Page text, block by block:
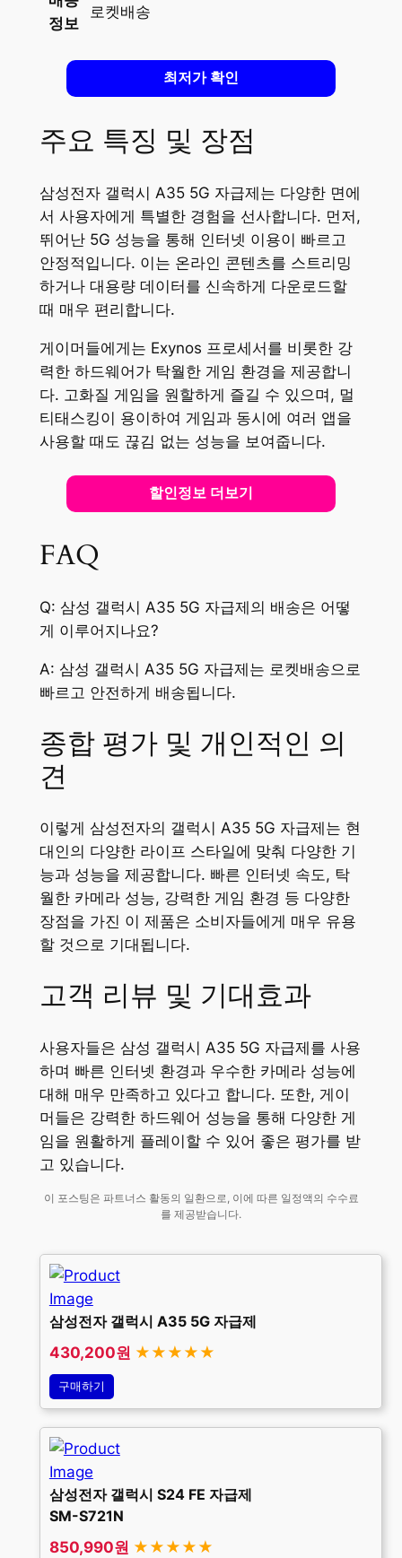
정보
로켓배송
최저가 확인
주요 특징 및 장점
삼성전자 갤럭시 A35 5G 자급제는 다양한 면에
서 사용자에게 특별한 경험을 선사합니다. 먼저,
뛰어난 5G 성능을 통해 인터넷 이용이 빠르고
안정적입니다. 이는 온라인 콘텐츠를 스트리밍
하거나 대용량 데이터를 신속하게 다운로드할
때 매우 편리합니다.
게이머들에게는 Exynos 프로세서를 비롯한 강
력한 하드웨어가 탁월한 게임 환경을 제공합니
다. 고화질 게임을 원할하게 즐길 수 있으며, 멀
티태스킹이 용이하여 게임과 동시에 여러 앱을
사용할 때도 끊김 없는 성능을 보여줍니다.
할인정보 더보기
FAQ
Q: 삼성 갤럭시 A35 5G 자급제의 배송은 어떻
게 이루어지나요?
A: 삼성 갤럭시 A35 5G 자급제는 로켓배송으로
빠르고 안전하게 배송됩니다.
종합 평가 및 개인적인 의
견
이렇게 삼성전자의 갤럭시 A35 5G 자급제는 현
대인의 다양한 라이프 스타일에 맞춰 다양한 기
능과 성능을 제공합니다. 빠른 인터넷 속도, 탁
월한 카메라 성능, 강력한 게임 환경 등 다양한
장점을 가진 이 제품은 소비자들에게 매우 유용
할 것으로 기대됩니다.
고객 리뷰 및 기대효과
사용자들은 삼성 갤럭시 A35 5G 자급제를 사용
하며 빠른 인터넷 환경과 우수한 카메라 성능에
대해 매우 만족하고 있다고 합니다. 또한, 게이
머들은 강력한 하드웨어 성능을 통해 다양한 게
임을 원활하게 플레이할 수 있어 좋은 평가를 받
고 있습니다.
이 포스팅은 파트너스 활동의 일환으로, 이에 따른 일정액의 수수료
를 제공받습니다.
삼성전자 갤럭시 A35 5G 자급제
430,200원 ★★★★★
구매하기
삼성전자 갤럭시 S24 FE 자급제
SM-S721N
850,990원 ★★★★★